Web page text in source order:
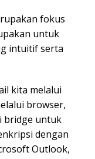
fokus
untuk
intuitif serta
kita melalui
browser,
bridge untuk
dengan
Outlook,